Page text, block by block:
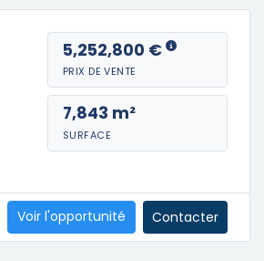
5,252,800 €
PRIX DE VENTE
7,843 m²
SURFACE
Voir l'opportunité Contacter